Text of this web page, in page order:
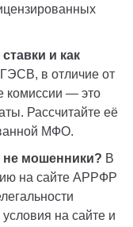
и как
ГЭСВ, в отличие от
комиссии — это
Рассчитайте её
МФО.
не мошенники? В
на сайте АРРФР
на сайте и